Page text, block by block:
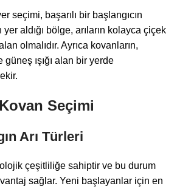
seçimi, başarılı bir başlangıcın
yer aldığı bölge, arıların kolayca çiçek
olmalıdır. Ayrıca kovanların,
ışığı alan bir yerde
Seçimi
Arı Türleri
çeşitliliğe sahiptir ve bu durum
sağlar. Yeni başlayanlar için en